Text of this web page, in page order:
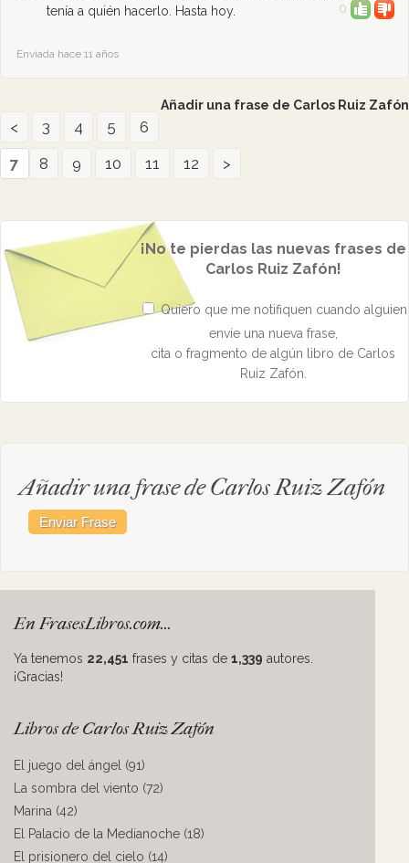
tenía a quién hacerlo. Hasta hoy.
0
Enviada hace 11 años
Añadir una frase de Carlos Ruiz Zafón
< 3 4 5
6
7
8 9 10 11 12 >
¡No te pierdas las nuevas frases de
Carlos Ruiz Zafón!
Quiero que me notifiquen cuando alguien
envíe una nueva frase,
cita o fragmento de algún libro de Carlos
Ruiz Zafón.
Añadir una frase de Carlos Ruiz Zafón
En FrasesLibros.com...
Ya tenemos 22,451 frases y citas de 1,339 autores.
¡Gracias!
Libros de Carlos Ruiz Zafón
El juego del ángel (91)
La sombra del viento (72)
Marina (42)
El Palacio de la Medianoche (18)
El prisionero del cielo (14)